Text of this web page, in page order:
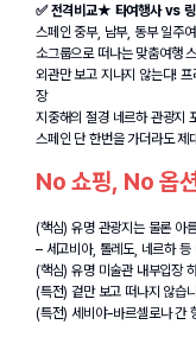
✅ 전격비교★ 타여행사 vs
스페인 중부, 남부, 동부 일주
소그룹으로 떠나는 맞춤여행
외관만 보고 지나지 않는다!
장
지중해의 절경 네르하 관광지
스페인 단 한번을 가더라도 제
No 쇼핑, No 옵
(핵심) 유명 관광지는 물론 아
– 세고비아, 톨레도, 네르하
(핵심) 유명 미술관 내부입장
(특전) 겉만 보고 떠나지 않습
(특전) 세비야-바르셀로나 간